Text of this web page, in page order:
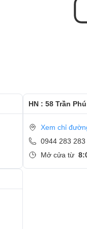
HN : 58 Trần
Xem chỉ
0944 283 283
Mở cửa từ